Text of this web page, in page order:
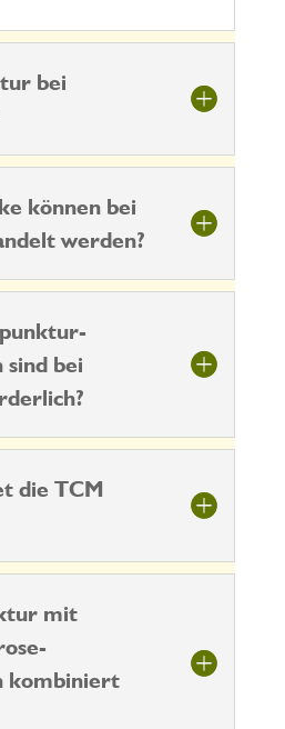
bei
können bei
werden?
sind bei
die TCM
mit
kombiniert